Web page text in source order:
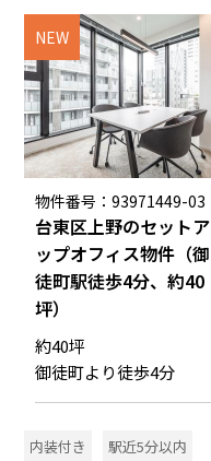
NEW
物件番号：93971449-03
台東区上野のセットア
ップオフィス物件（御
徒町駅徒歩4分、約40
坪）
約40坪
御徒町より徒歩4分
内装付き
駅近5分以内